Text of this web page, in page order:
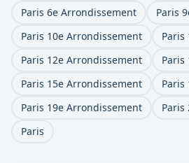
Paris 6e Arrondissement
Paris
Paris 10e Arrondissement
Paris
Paris 12e Arrondissement
Paris
Paris 15e Arrondissement
Paris
Paris 19e Arrondissement
Paris
Paris